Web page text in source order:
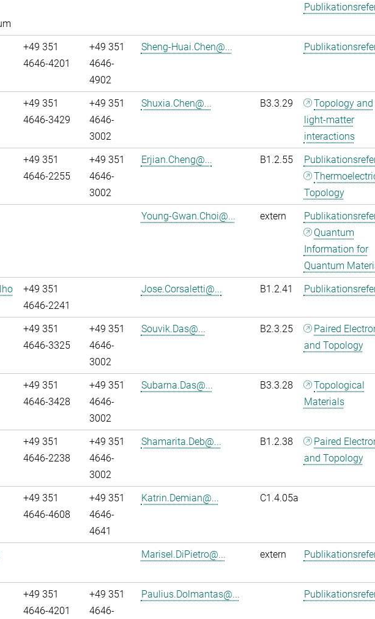
+49 351
4646-4201
+49 351
4646-
4902
Sheng-Huai.Chen@...
+49 351
4646-3429
+49 351
4646-
3002
Shuxia.Chen@... B3.3.29
Topology and
light-matter
interactions
+49 351
4646-2255
+49 351
4646-
3002
Erjian.Cheng@... B1.2.55
Topology
Young-Gwan.Choi@... extern
Quantum
Information for
Quantum
+49 351
4646-2241
Jose.Corsaletti@... B1.2.41
+49 351
4646-3325
+49 351
4646-
3002
Souvik.Das@... B2.3.25
Paired
and Topology
+49 351
4646-3428
+49 351
4646-
3002
Subarna.Das@... B3.3.28
Topological
Materials
+49 351
4646-2238
+49 351
4646-
3002
Shamarita.Deb@... B1.2.38
Paired
and Topology
+49 351
4646-4608
+49 351
4646-
4641
Katrin.Demian@... C1.4.05a
Marisel.DiPietro@... extern
+49 351
4646-4201
+49 351
4646-
Paulius.Dolmantas@...